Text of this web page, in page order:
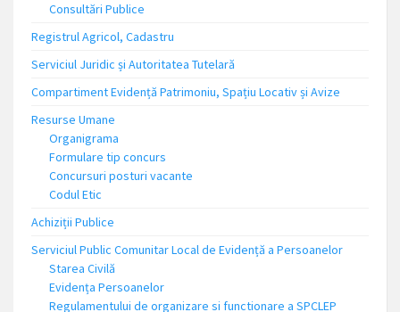
Consultări Publice
Registrul Agricol, Cadastru
Serviciul Juridic și Autoritatea Tutelară
Compartiment Evidență Patrimoniu, Spațiu Locativ și Avize
Resurse Umane
Organigrama
Formulare tip concurs
Concursuri posturi vacante
Codul Etic
Achiziții Publice
Serviciul Public Comunitar Local de Evidență a Persoanelor
Starea Civilă
Evidența Persoanelor
Regulamentului de organizare si functionare a SPCLEP